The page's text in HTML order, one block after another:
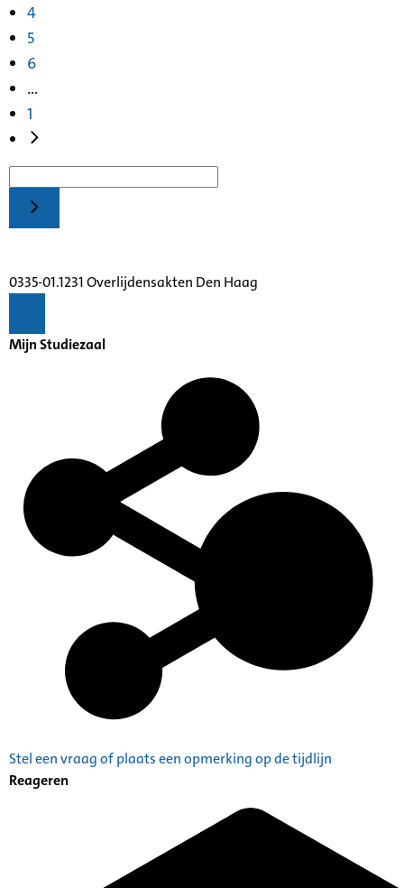
4
5
6
...
1
0335-01.1231 Overlijdensakten Den Haag
Mijn Studiezaal
Stel een vraag of plaats een opmerking op de tijdlijn
Reageren